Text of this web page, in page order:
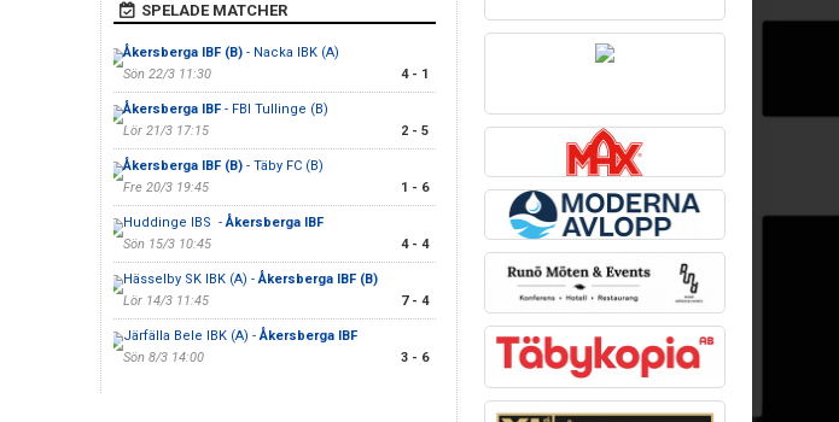
SPELADE MATCHER
Åkersberga IBF (B)- Nacka IBK (A)
Sön 22/3 11:30
4 - 1
Åkersberga IBF- FBI Tullinge (B)
Lör 21/3 17:15
2 - 5
Åkersberga IBF (B)- Täby FC (B)
Fre 20/3 19:45
1 - 6
Huddinge IBS -Åkersberga IBF
Sön 15/3 10:45
4 - 4
Hässelby SK IBK (A) -Åkersberga IBF (B)
Lör 14/3 11:45
7 - 4
Järfälla Bele IBK (A) -Åkersberga IBF
Sön 8/3 14:00
3 - 6